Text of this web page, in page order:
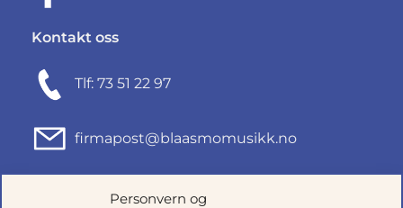
Personvern og
Kontakt oss
Tlf: 73 51 22 97
firmapost@blaasmomusikk.no
Fjordgata 46, 7010 TRONDHEIM